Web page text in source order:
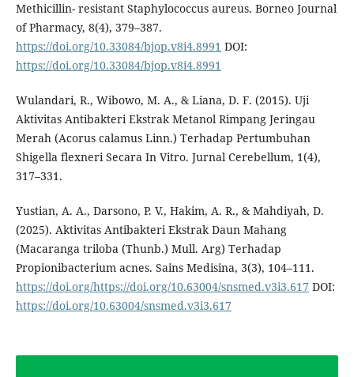
Methicillin- resistant Staphylococcus aureus. Borneo Journal
of Pharmacy, 8(4), 379–387.
https://doi.org/10.33084/bjop.v8i4.8991 DOI:
https://doi.org/10.33084/bjop.v8i4.8991
Wulandari, R., Wibowo, M. A., & Liana, D. F. (2015). Uji
Aktivitas Antibakteri Ekstrak Metanol Rimpang Jeringau
Merah (Acorus calamus Linn.) Terhadap Pertumbuhan
Shigella flexneri Secara In Vitro. Jurnal Cerebellum, 1(4),
317–331.
Yustian, A. A., Darsono, P. V., Hakim, A. R., & Mahdiyah, D.
(2025). Aktivitas Antibakteri Ekstrak Daun Mahang
(Macaranga triloba (Thunb.) Mull. Arg) Terhadap
Propionibacterium acnes. Sains Medisina, 3(3), 104–111.
https://doi.org/https://doi.org/10.63004/snsmed.v3i3.617 DOI:
https://doi.org/10.63004/snsmed.v3i3.617